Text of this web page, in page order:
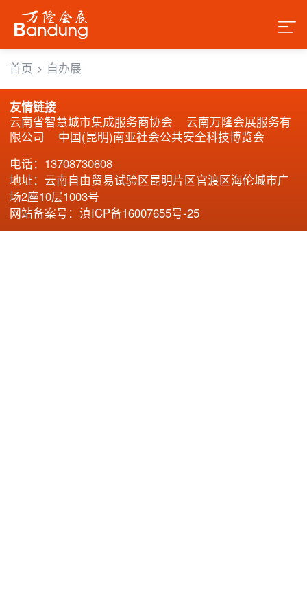
首页 > 自办展
友情链接
云南省智慧城市集成服务商协会
云南万隆会展服务有
限公司
中国(昆明)南亚社会公共安全科技博览会
电话：13708730608
地址：云南自由贸易试验区昆明片区官渡区海伦城市广
场2座10层1003号
⽹站备案号：滇ICP备16007655号-25